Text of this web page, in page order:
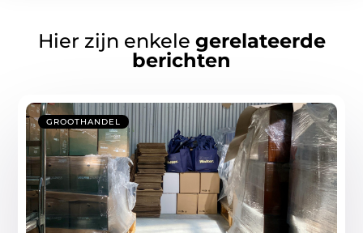
Hier zijn enkele gerelateerde
berichten
GROOTHANDEL